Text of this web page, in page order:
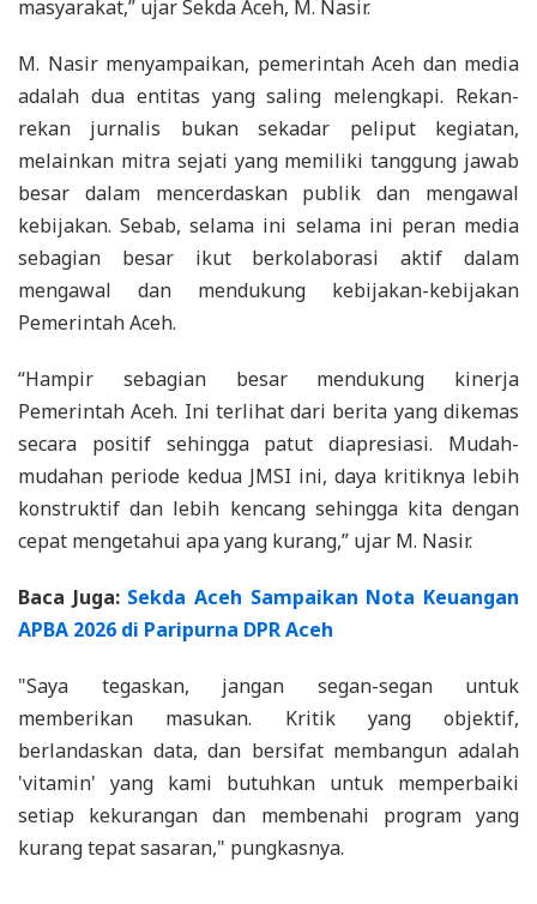
masyarakat,” ujar Sekda Aceh, M. Nasir.
M. Nasir menyampaikan, pemerintah Aceh dan media
adalah dua entitas yang saling melengkapi. Rekan-
rekan jurnalis bukan sekadar peliput kegiatan,
melainkan mitra sejati yang memiliki tanggung jawab
besar dalam mencerdaskan publik dan mengawal
kebijakan. Sebab, selama ini selama ini peran media
sebagian besar ikut berkolaborasi aktif dalam
mengawal dan mendukung kebijakan-kebijakan
Pemerintah Aceh.
“Hampir sebagian besar mendukung kinerja
Pemerintah Aceh. Ini terlihat dari berita yang dikemas
secara positif sehingga patut diapresiasi. Mudah-
mudahan periode kedua JMSI ini, daya kritiknya lebih
konstruktif dan lebih kencang sehingga kita dengan
cepat mengetahui apa yang kurang,” ujar M. Nasir.
Baca Juga: Sekda Aceh Sampaikan Nota Keuangan
APBA 2026 di Paripurna DPR Aceh
"Saya tegaskan, jangan segan-segan untuk
memberikan masukan. Kritik yang objektif,
berlandaskan data, dan bersifat membangun adalah
'vitamin' yang kami butuhkan untuk memperbaiki
setiap kekurangan dan membenahi program yang
kurang tepat sasaran," pungkasnya.